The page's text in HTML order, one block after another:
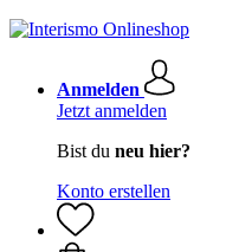
Anmelden
Jetzt anmelden
Bist du neu hier?
Konto erstellen